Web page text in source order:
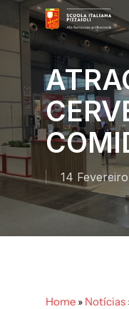
to
main
14
Home » Notícias